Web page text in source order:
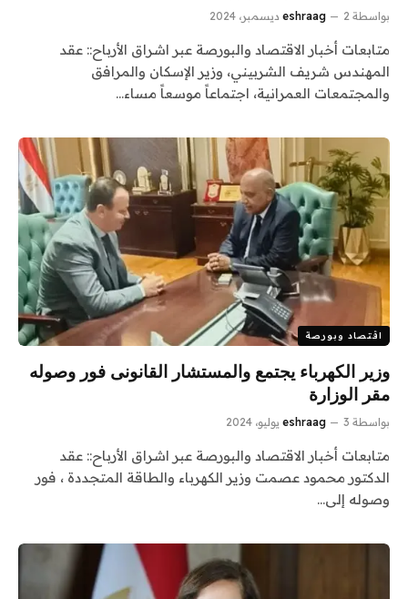
بواسطة eshraag 2 ديسمبر، 2024
متابعات أخبار الاقتصاد والبورصة عبر اشراق الأرباح:: عقد
المهندس شريف الشربيني، وزير الإسكان والمرافق
والمجتمعات العمرانية، اجتماعاً موسعاً مساء…
اقتصاد وبورصة
وزير الكهرباء يجتمع والمستشار القانونى فور وصوله
مقر الوزارة
بواسطة eshraag 3 يوليو، 2024
متابعات أخبار الاقتصاد والبورصة عبر اشراق الأرباح:: عقد
الدكتور محمود عصمت وزير الكهرباء والطاقة المتجددة ، فور
وصوله إلى…